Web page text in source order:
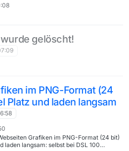
ja sonst auch so - kopieren und einsetzen
Und nicht ändern und einsetzen :).
gelöscht!
im PNG-Format (24
Platz und laden langsam
Grafiken im PNG-Format (24 bit)
selbst bei DSL 100